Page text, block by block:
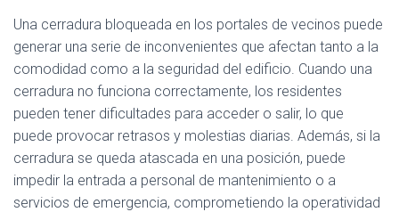
Una cerradura bloqueada en los portales de vecinos puede
generar una serie de inconvenientes que afectan tanto a la
comodidad como a la seguridad del edificio. Cuando una
cerradura no funciona correctamente, los residentes
pueden tener dificultades para acceder o salir, lo que
puede provocar retrasos y molestias diarias. Además, si la
cerradura se queda atascada en una posición, puede
impedir la entrada a personal de mantenimiento o a
servicios de emergencia, comprometiendo la operatividad